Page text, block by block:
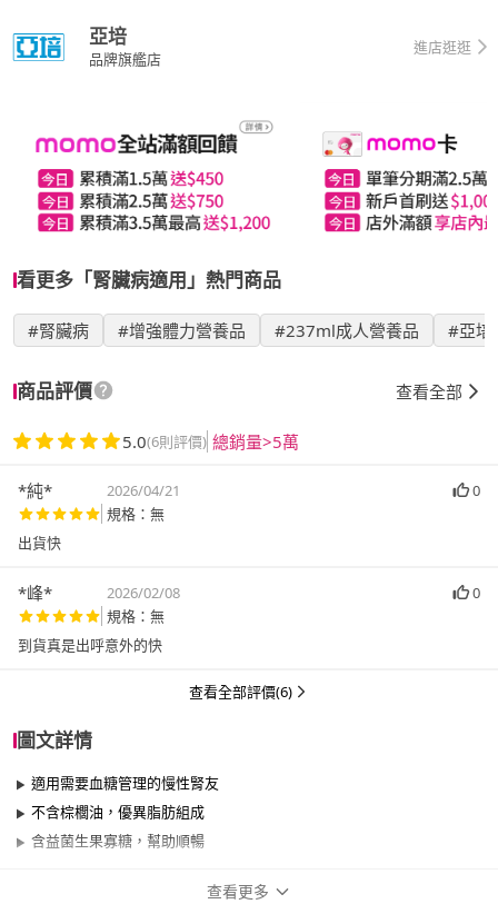
亞培
品牌旗艦店
進店逛逛
看更多「腎臟病適用」熱門商品
#腎臟病 #增強體力營養品 #237ml成人營養品 #亞培
商品評價 查看全部
5.0(6則評價) 總銷量>5萬
*純* 2026/04/21
0
規格：無
出貨快
*峰* 2026/02/08
0
規格：無
到貨真是出呼意外的快
查看全部評價(6)
圖文詳情
適用需要血糖管理的慢性腎友
不含棕櫚油，優異脂肪組成
含益菌生果寡糖，幫助順暢
查看更多